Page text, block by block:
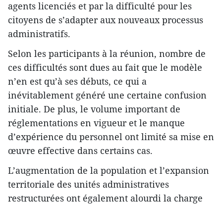
agents licenciés et par la difficulté pour les
citoyens de s’adapter aux nouveaux processus
administratifs.
Selon les participants à la réunion, nombre de
ces difficultés sont dues au fait que le modèle
n’en est qu’à ses débuts, ce qui a
inévitablement généré une certaine confusion
initiale. De plus, le volume important de
réglementations en vigueur et le manque
d’expérience du personnel ont limité sa mise en
œuvre effective dans certains cas.
L’augmentation de la population et l’expansion
territoriale des unités administratives
restructurées ont également alourdi la charge